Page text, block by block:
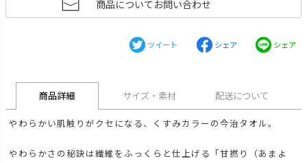
商品についてお問い合わせ
ツイート シェア シェア
商品詳細 サイズ・素材 配送について
やわらかい肌触りがクセになる、くすみカラーの今治タオル。
やわらかさの秘訣は繊維をふっくらと仕上げる「甘撚り（あまよ